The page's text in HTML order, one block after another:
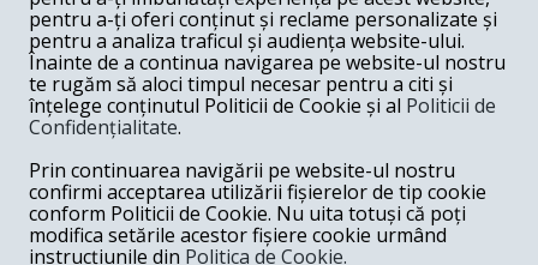
Comentariu
Postează comentariu
emil -04-14-2020
Raluca planeaza iar oamenii rai defriseaza...
pentru a-ți oferi conținut și reclame personalizate și
pentru a analiza traficul și audiența website-ului.
Înainte de a continua navigarea pe website-ul nostru
te rugăm să aloci timpul necesar pentru a citi și
înțelege conținutul Politicii de Cookie și al Politicii de
Confidențialitate.
Prin continuarea navigării pe website-ul nostru
confirmi acceptarea utilizării fișierelor de tip cookie
conform Politicii de Cookie. Nu uita totuși că poți
modifica setările acestor fișiere cookie urmând
instrucțiunile din Politica de Cookie.